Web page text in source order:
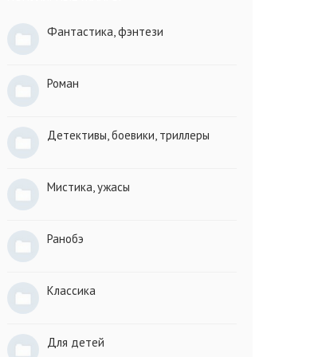
Фантастика, фэнтези
Роман
Детективы, боевики, триллеры
Мистика, ужасы
Ранобэ
Классика
Для детей